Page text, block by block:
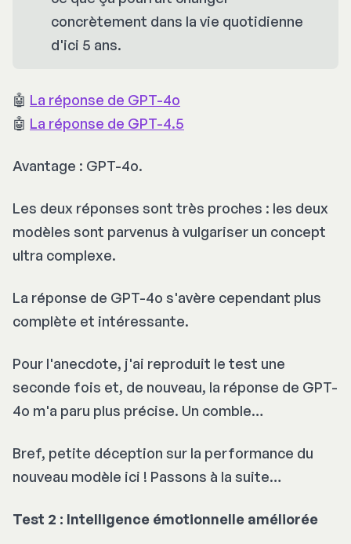
concrètement dans la vie quotidienne
d'ici 5 ans.
🤖 La réponse de GPT-4o
🤖 La réponse de GPT-4.5
Avantage : GPT-4o.
Les deux réponses sont très proches : les deux
modèles sont parvenus à vulgariser un concept
ultra complexe.
La réponse de GPT-4o s'avère cependant plus
complète et intéressante.
Pour l'anecdote, j'ai reproduit le test une
seconde fois et, de nouveau, la réponse de GPT-
4o m'a paru plus précise. Un comble…
Bref, petite déception sur la performance du
nouveau modèle ici ! Passons à la suite…
Test 2 : Intelligence émotionnelle améliorée